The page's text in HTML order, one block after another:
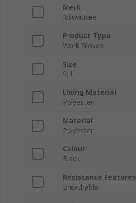
Merk
Milwaukee
Product Type
Work Gloves
Size
9, L
Lining Material
Polyester
Material
Polyester
Colour
Black
Resistance Features
Breathable